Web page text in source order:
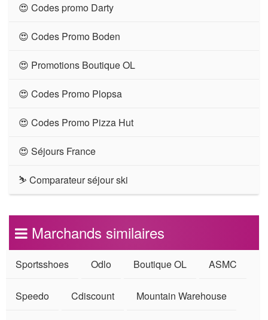
😍 Codes promo Darty
😍 Codes Promo Boden
😍 Promotions Boutique OL
😍 Codes Promo Plopsa
😍 Codes Promo Pizza Hut
😍 Séjours France
⛷ Comparateur séjour ski
Marchands similaires
Sportsshoes Odlo Boutique OL ASMC
Speedo Cdiscount Mountain Warehouse